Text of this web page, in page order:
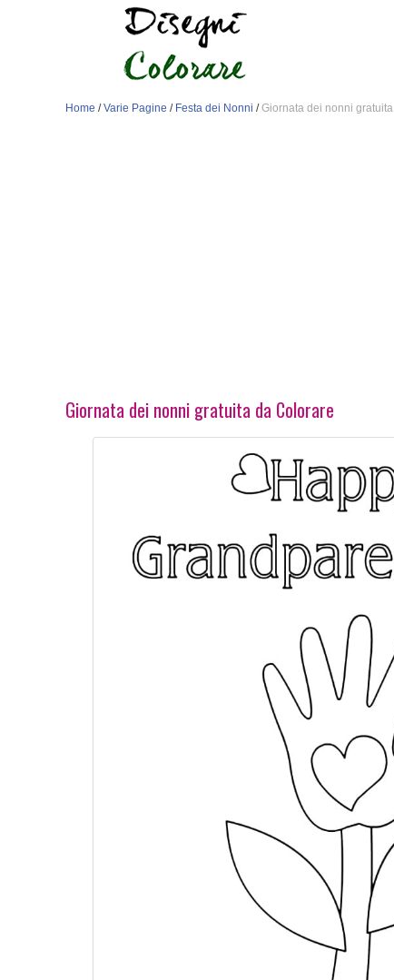
Home /Varie Pagine / Festa dei Nonni /Giornata dei nonni gratuita
Giornata dei nonni gratuita da Colorare